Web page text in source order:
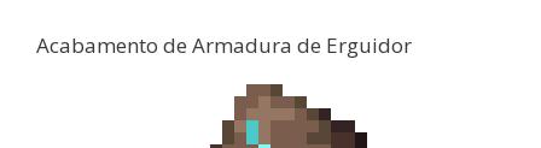
Acabamento de Armadura de Erguidor